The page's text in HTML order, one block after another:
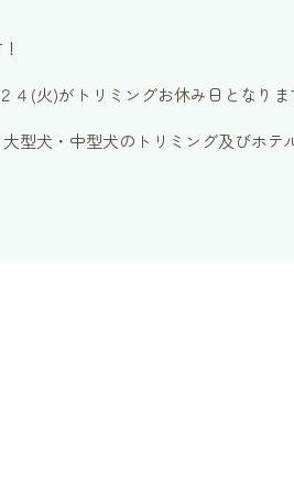
(火)がトリミングお休み日となりま
型犬・中型犬のトリミング及びホテ